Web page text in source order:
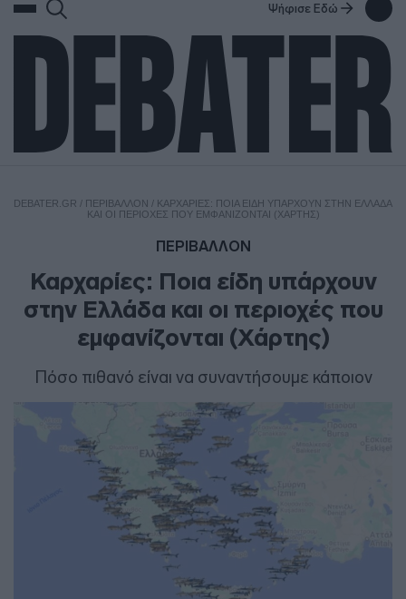
Ψήφισε Εδώ
DEBATER.GR / ΠΕΡΙΒΑΛΛΟΝ / ΚΑΡΧΑΡΊΕΣ: ΠΟΙΑ ΕΊΔΗ ΥΠΆΡΧΟΥΝ ΣΤΗΝ ΕΛΛΆΔΑ
ΚΑΙ ΟΙ ΠΕΡΙΟΧΈΣ ΠΟΥ ΕΜΦΑΝΊΖΟΝΤΑΙ (ΧΆΡΤΗΣ)
ΠΕΡΙΒΑΛΛΟΝ
Καρχαρίες: Ποια είδη υπάρχουν
στην Ελλάδα και οι περιοχές που
εμφανίζονται (Χάρτης)
Πόσο πιθανό είναι να συναντήσουμε κάποιον